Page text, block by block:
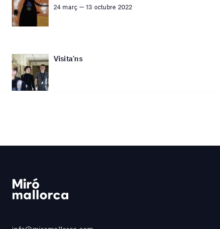
24 març — 13 octubre 2022
Visita’ns